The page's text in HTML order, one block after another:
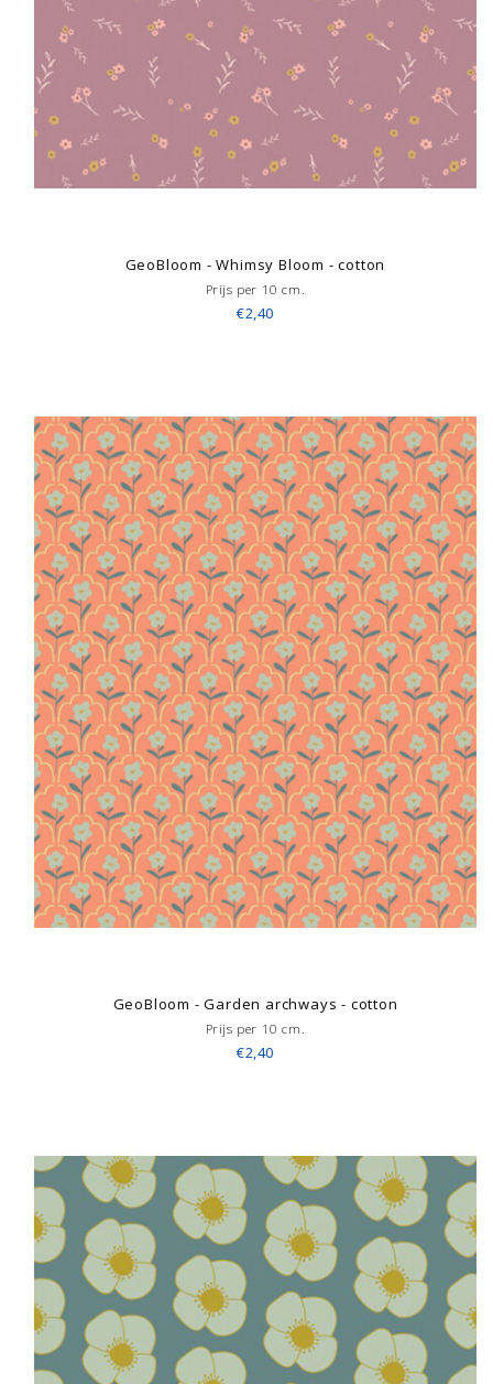
GeoBloom - Whimsy Bloom - cotton
Prijs per 10 cm.
€2,40
GeoBloom - Garden archways - cotton
Prijs per 10 cm.
€2,40